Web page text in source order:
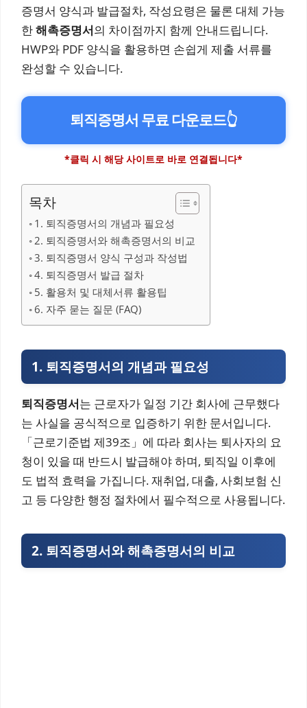
증명서 양식과 발급절차, 작성요령은 물론 대체 가능
한해촉증명서의 차이점까지 함께 안내드립니다.
HWP와 PDF 양식을 활용하면 손쉽게 제출 서류를
완성할 수 있습니다.
퇴직증명서 무료 다운로드👆
*클릭 시 해당 사이트로 바로 연결됩니다*
목차
1. 퇴직증명서의 개념과 필요성
2. 퇴직증명서와 해촉증명서의 비교
3. 퇴직증명서 양식 구성과 작성법
4. 퇴직증명서 발급 절차
5. 활용처 및 대체서류 활용팁
6. 자주 묻는 질문 (FAQ)
1. 퇴직증명서의 개념과 필요성
퇴직증명서는 근로자가 일정 기간 회사에 근무했다
는 사실을 공식적으로 입증하기 위한 문서입니다.
「근로기준법 제39조」에 따라 회사는 퇴사자의 요
청이 있을 때 반드시 발급해야 하며, 퇴직일 이후에
도 법적 효력을 가집니다. 재취업, 대출, 사회보험 신
고 등 다양한 행정 절차에서 필수적으로 사용됩니다.
2. 퇴직증명서와 해촉증명서의 비교